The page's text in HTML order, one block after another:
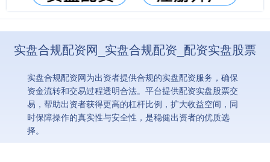
实盘合规配资网_实盘合规配资_配资实盘股票
实盘合规配资网为出资者提供合规的实盘配资服务，确保
资金流转和交易过程透明合法。平台提供配资实盘股票交
易，帮助出资者获得更高的杠杆比例，扩大收益空间，同
时保障操作的真实性与安全性，是稳健出资者的优质选
择。